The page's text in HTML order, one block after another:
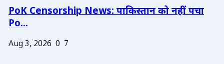
PoK Censorship News: पाकिस्तान को नहीं पचा
Po...
Aug 3, 2026 0 7